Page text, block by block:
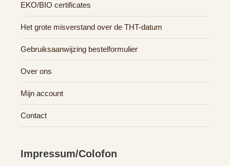
EKO/BIO certificates
Het grote misverstand over de THT-datum
Gebruiksaanwijzing bestelformulier
Over ons
Mijn account
Contact
Impressum/Colofon